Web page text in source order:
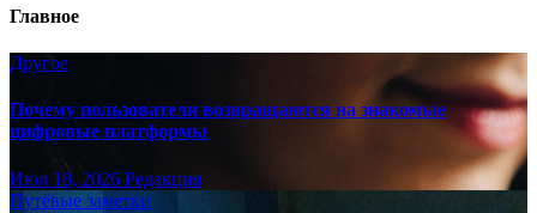
Главное
Другое
Почему пользователи возвращаются на знакомые
цифровые платформы
Июл 18, 2026 Редакция
Путёвые заметки